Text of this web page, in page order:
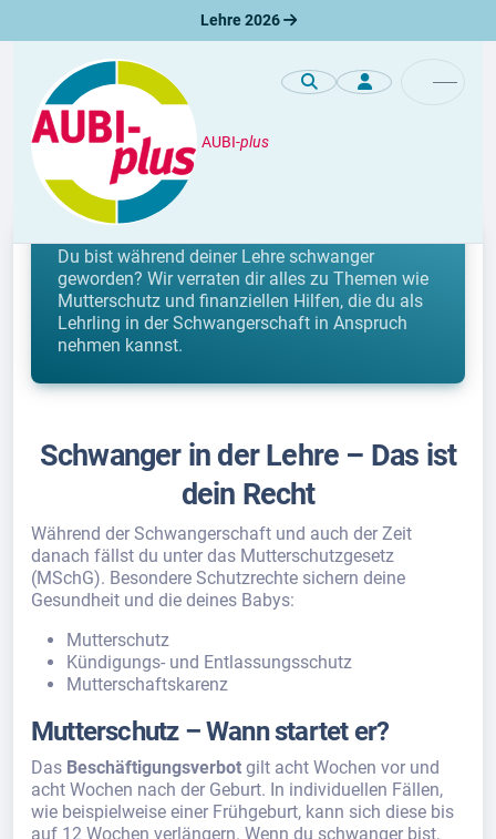
Lehre 2026
AUBI-plus
Lehre
Schwanger in der Lehre
Du bist während deiner Lehre schwanger
geworden? Wir verraten dir alles zu Themen wie
Mutterschutz und finanziellen Hilfen, die du als
Lehrling in der Schwangerschaft in Anspruch
nehmen kannst.
Schwanger in der Lehre – Das ist
dein Recht
Während der Schwangerschaft und auch der Zeit
danach fällst du unter das Mutterschutzgesetz
(MSchG). Besondere Schutzrechte sichern deine
Gesundheit und die deines Babys:
Mutterschutz
Kündigungs- und Entlassungsschutz
Mutterschaftskarenz
Mutterschutz – Wann startet er?
Das Beschäftigungsverbot gilt acht Wochen vor und
acht Wochen nach der Geburt. In individuellen Fällen,
wie beispielweise einer Frühgeburt, kann sich diese bis
auf 12 Wochen verlängern. Wenn du schwanger bist,